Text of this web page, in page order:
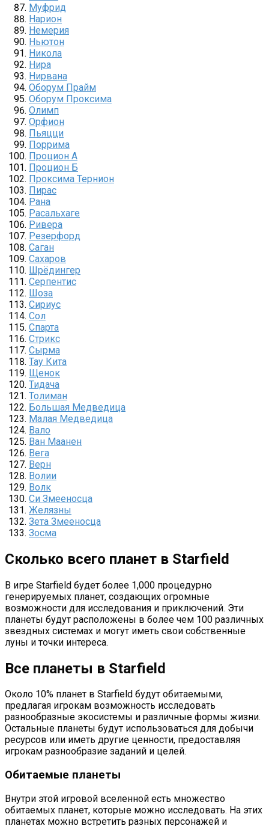
Муфрид
Нарион
Немерия
Ньютон
Никола
Нира
Нирвана
Оборум Прайм
Оборум Проксима
Олимп
Орфион
Пьяцци
Поррима
Процион А
Процион Б
Проксима Тернион
Пирас
Рана
Расальхаге
Ривера
Резерфорд
Саган
Сахаров
Шрёдингер
Серпентис
Шоза
Сириус
Сол
Спарта
Стрикс
Сырма
Тау Кита
Щенок
Тидача
Толиман
Большая Медведица
Малая Медведица
Вало
Ван Маанен
Вега
Верн
Волии
Волк
Си Змееносца
Желязны
Зета Змееносца
Зосма
Сколько всего планет в Starfield
В игре Starfield будет более 1,000 процедурно
генерируемых планет, создающих огромные
возможности для исследования и приключений. Эти
планеты будут расположены в более чем 100 различных
звездных системах и могут иметь свои собственные
луны и точки интереса.
Все планеты в Starfield
Около 10% планет в Starfield будут обитаемыми,
предлагая игрокам возможность исследовать
разнообразные экосистемы и различные формы жизни.
Остальные планеты будут использоваться для добычи
ресурсов или иметь другие ценности, предоставляя
игрокам разнообразие заданий и целей.
Обитаемые планеты
Внутри этой игровой вселенной есть множество
обитаемых планет, которые можно исследовать. На этих
планетах можно встретить разных персонажей и